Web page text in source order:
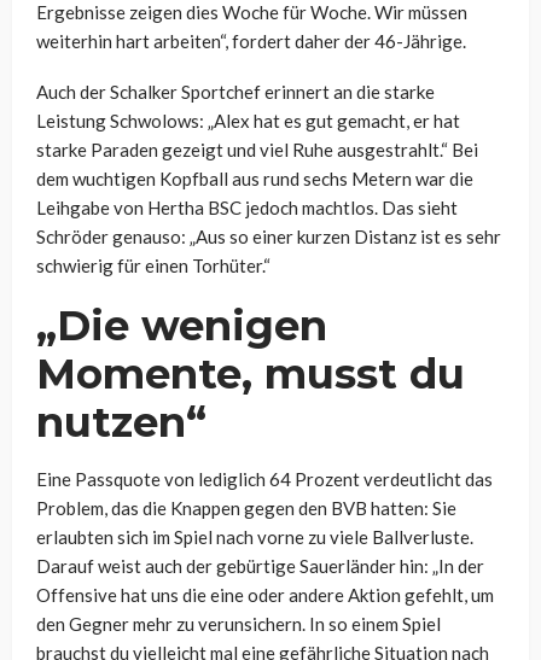
Ergebnisse zeigen dies Woche für Woche. Wir müssen
weiterhin hart arbeiten“, fordert daher der 46-Jährige.
Auch der Schalker Sportchef erinnert an die starke
Leistung Schwolows: „Alex hat es gut gemacht, er hat
starke Paraden gezeigt und viel Ruhe ausgestrahlt.“ Bei
dem wuchtigen Kopfball aus rund sechs Metern war die
Leihgabe von Hertha BSC jedoch machtlos. Das sieht
Schröder genauso: „Aus so einer kurzen Distanz ist es sehr
schwierig für einen Torhüter.“
„Die wenigen
Momente, musst du
nutzen“
Eine Passquote von lediglich 64 Prozent verdeutlicht das
Problem, das die Knappen gegen den BVB hatten: Sie
erlaubten sich im Spiel nach vorne zu viele Ballverluste.
Darauf weist auch der gebürtige Sauerländer hin: „In der
Offensive hat uns die eine oder andere Aktion gefehlt, um
den Gegner mehr zu verunsichern. In so einem Spiel
brauchst du vielleicht mal eine gefährliche Situation nach